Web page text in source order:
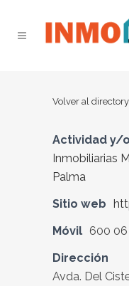
Volver al directory
Actividad y/
Inmobiliarias
Palma
Sitio web
Móvil 600 06
Dirección
Avda. Del